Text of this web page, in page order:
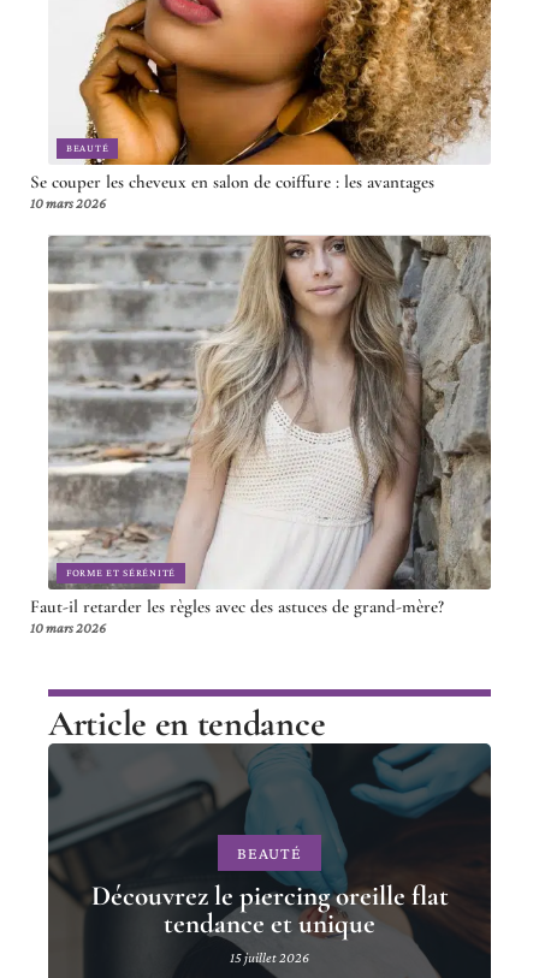
BEAUTÉ
Se couper les cheveux en salon de coiffure : les avantages
10 mars 2026
FORME ET SÉRÉNITÉ
Faut-il retarder les règles avec des astuces de grand-mère?
10 mars 2026
Article en tendance
BEAUTÉ
Découvrez le piercing oreille flat
tendance et unique
15 juillet 2026